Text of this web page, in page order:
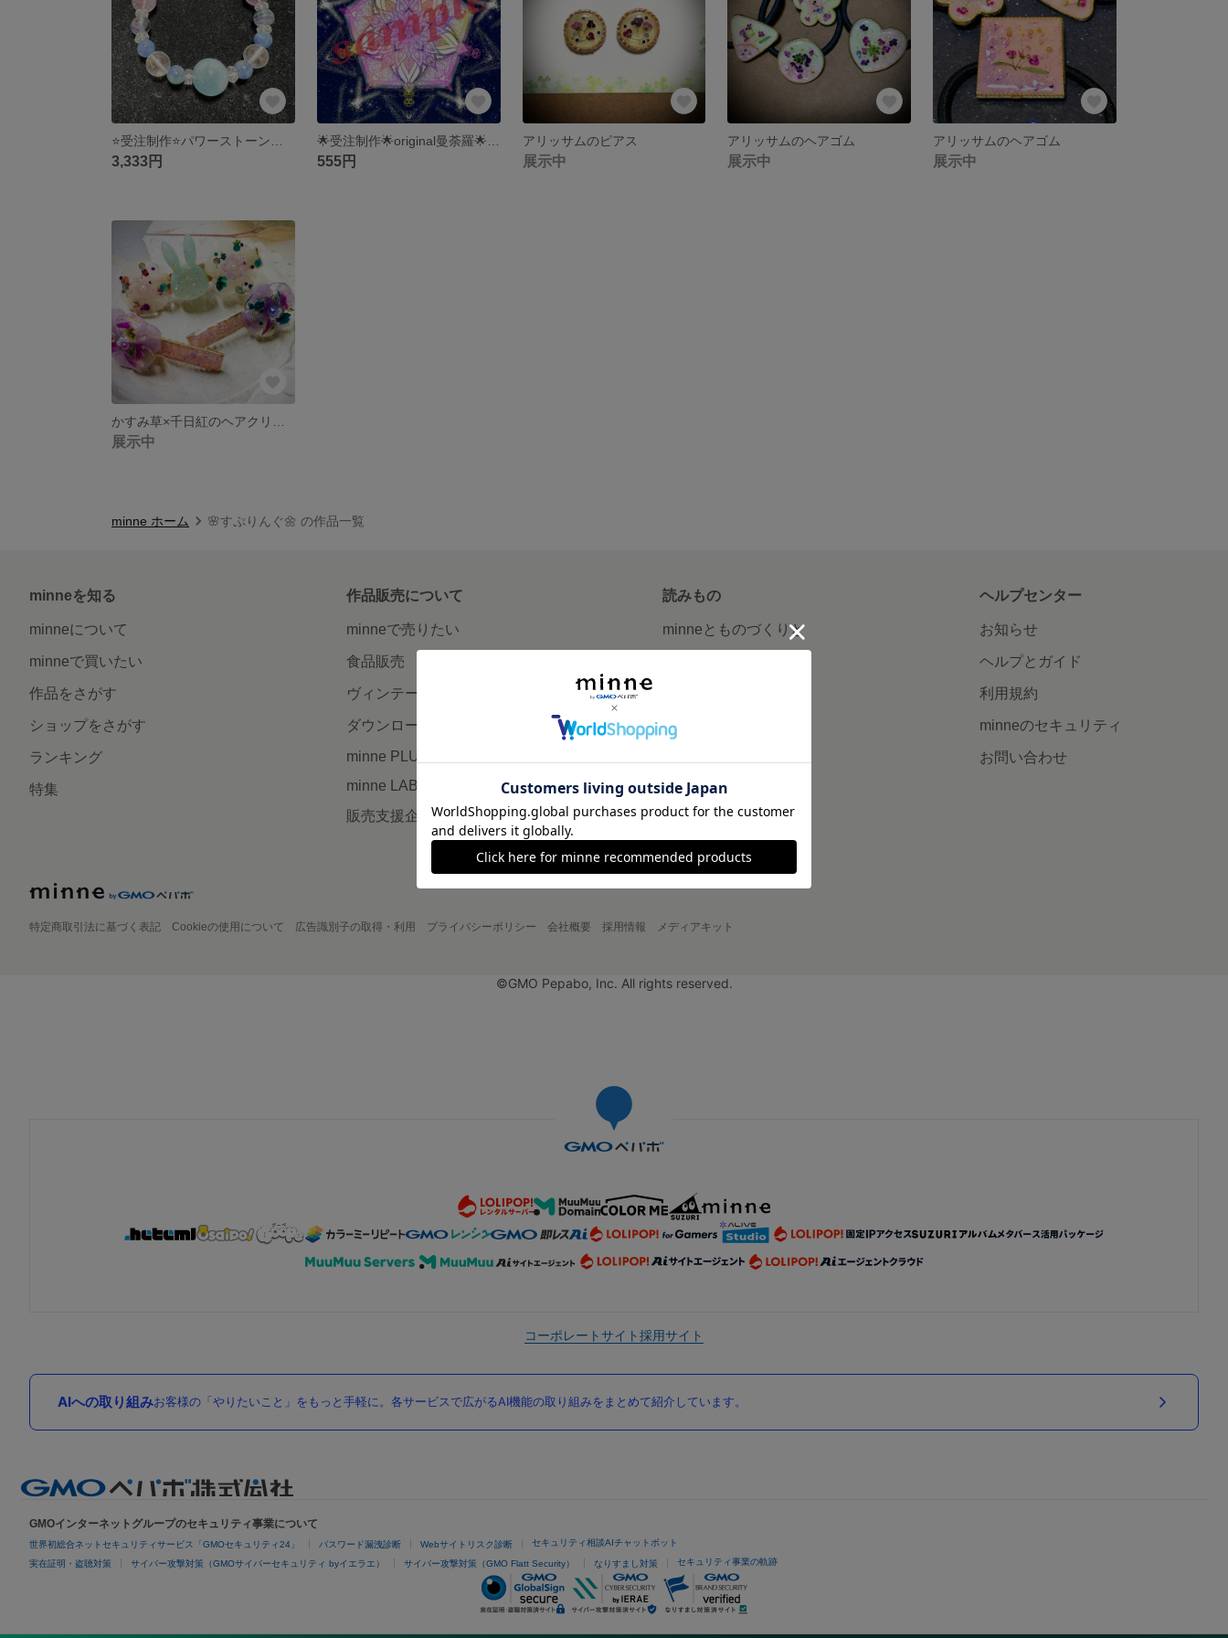
3,333円 555円
アリッサムのピアス
展示中
アリッサムのヘアゴム
展示中
アリッサムのヘアゴム
展示中
展示中
minne ホーム 🌸すぷりんぐ🌼 の作品一覧
minneを知る
minneについて
minneで買いたい
作品をさがす
ショップをさがす
ランキング
特集
作品販売について
minneで売りたい
食品販売
ヴィンテージ販売
ダウンロード販売
minne PLUS
minne LAB
販売支援企画・イベント
読みもの
minneとものづくりと
minneの本
広告出稿について
ヘルプセンター
お知らせ
ヘルプとガイド
利用規約
minneのセキュリティ
お問い合わせ
特定商取引法に基づく表記 Cookieの使用について 広告識別子の取得・利用 プライバシーポリシー 会社概要 採用情報 メディアキット
©GMO Pepabo, Inc. All rights reserved.
コーポレートサイト採用サイト
AIへの取り組みお客様の「やりたいこと」をもっと手軽に。各サービスで広がるAI機能の取り組みをまとめて紹介しています。
GMOインターネットグループのセキュリティ事業について
世界初総合ネットセキュリティサービス「GMOセキュリティ24」 パスワード漏洩診断 Webサイトリスク診断 セキュリティ相談AIチャットボット
実在証明・盗聴対策 サイバー攻撃対策（GMOサイバーセキュリティ byイエラエ） サイバー攻撃対策（GMO Flatt Security） なりすまし対策 セキュリティ事業の軌跡